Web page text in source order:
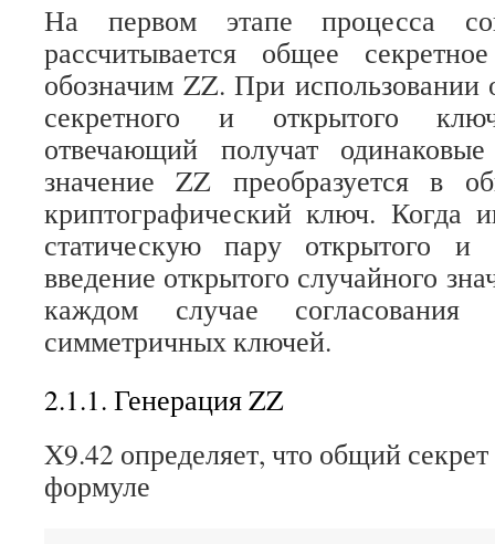
На первом этапе процесса
рассчитывается общее
обозначим ZZ. При
секретного и открытого
отвечающий получат
значение ZZ преобразуется в
криптографический ключ. Когда
статическую пару открытого и
введение открытого случайного
каждом случае согласования
симметричных ключей.
2.1.1. Генерация ZZ
X9.42 определяет, что общий
формуле